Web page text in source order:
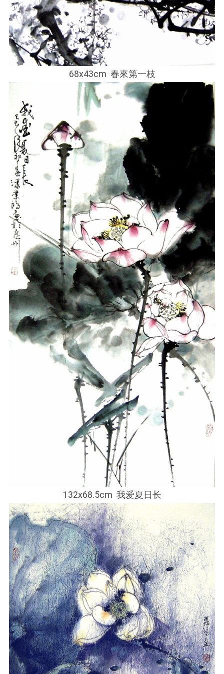
68x43cm 春來第一枝
132x68.5cm 我爱夏日长